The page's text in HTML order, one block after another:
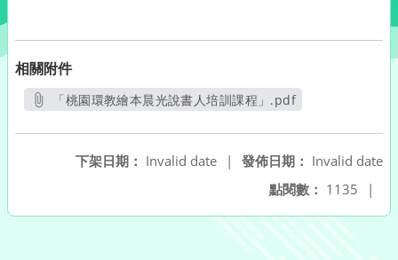
相關附件
「桃園環教繪本晨光說書人培訓課程」.pdf
發佈日期： Invalid date
下架日期： Invalid date
|
點閱數： 1135 |